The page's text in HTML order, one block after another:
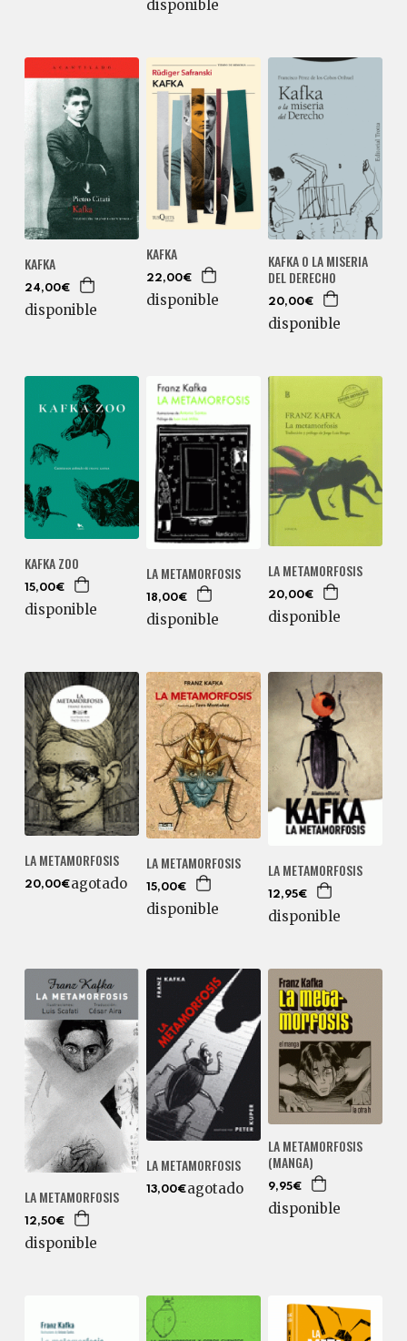
disponible
KAFKA
24,00€
disponible
KAFKA
22,00€
disponible
KAFKA O LA MISERIA
DEL DERECHO
20,00€
disponible
KAFKA ZOO
15,00€
disponible
LA METAMORFOSIS
18,00€
disponible
LA METAMORFOSIS
20,00€
disponible
LA METAMORFOSIS
20,00€agotado
LA METAMORFOSIS
15,00€
disponible
LA METAMORFOSIS
12,95€
disponible
LA METAMORFOSIS
12,50€
disponible
LA METAMORFOSIS
13,00€agotado
LA METAMORFOSIS
(MANGA)
9,95€
disponible